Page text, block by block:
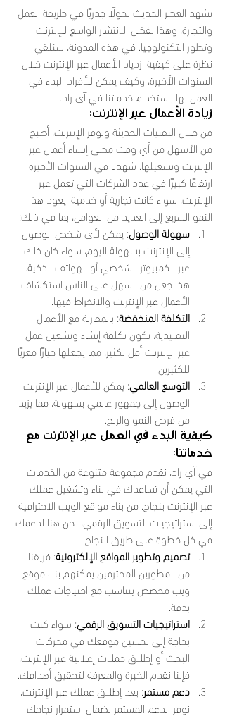
تشهد العصر الحديث تحولًا جذريًا في طريقة العمل
والتجارة، وهذا بفضل الانتشار الواسع للإنترنت
وتطور التكنولوجيا. في هذه المدونة، سنلقي
نظرة على كيفية ازدياد الأعمال عبر الإنترنت خلال
السنوات الأخيرة، وكيف يمكن للأفراد البدء في
العمل بها باستخدام خدماتنا في آي راد.
زيادة الأعمال عبر الإنترنت:
من خلال التقنيات الحديثة وتوفر الإنترنت، أصبح
من الأسهل من أي وقت مضى إنشاء أعمال عبر
الإنترنت وتشغيلها. شهدنا في السنوات الأخيرة
ارتفاعًا كبيرًا في عدد الشركات التي تعمل عبر
الإنترنت، سواء كانت تجارية أو خدمية. يعود هذا
النمو السريع إلى العديد من العوامل، بما في ذلك:
سهولة الوصول: يمكن لأي شخص الوصول
إلى الإنترنت بسهولة اليوم، سواء كان ذلك
عبر الكمبيوتر الشخصي أو الهواتف الذكية.
هذا جعل من السهل على الناس استكشاف
الأعمال عبر الإنترنت والانخراط فيها.
التكلفة المنخفضة: بالمقارنة مع الأعمال
التقليدية، تكون تكلفة إنشاء وتشغيل عمل
عبر الإنترنت أقل بكثير، مما يجعلها خيارًا مغريًا
للكثيرين.
التوسع العالمي: يمكن للأعمال عبر الإنترنت
الوصول إلى جمهور عالمي بسهولة، مما يزيد
من فرص النمو والربح.
كيفية البدء في العمل عبر الإنترنت مع
خدماتنا:
في آي راد، نقدم مجموعة متنوعة من الخدمات
التي يمكن أن تساعدك في بناء وتشغيل عملك
عبر الإنترنت بنجاح. من بناء مواقع الويب الاحترافية
إلى استراتيجيات التسويق الرقمي، نحن هنا لدعمك
في كل خطوة على طريق النجاح.
تصميم وتطوير المواقع الإلكترونية: فريقنا
من المطورين المحترفين يمكنهم بناء موقع
ويب مخصص يتناسب مع احتياجات عملك
بدقة.
استراتيجيات التسويق الرقمي: سواء كنت
بحاجة إلى تحسين موقعك في محركات
البحث أو إطلاق حملات إعلانية عبر الإنترنت،
فإننا نقدم الخبرة والمعرفة لتحقيق أهدافك.
دعم مستمر: بعد إطلاق عملك عبر الإنترنت،
نوفر الدعم المستمر لضمان استمرار نجاحك